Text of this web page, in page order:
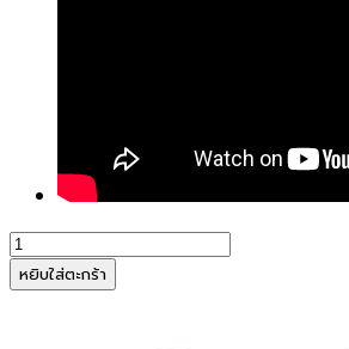
จำนวน
มีด
คัต
หยิบใส่ตะกร้า